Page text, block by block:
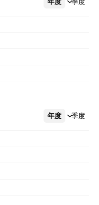
年度 季度
更多